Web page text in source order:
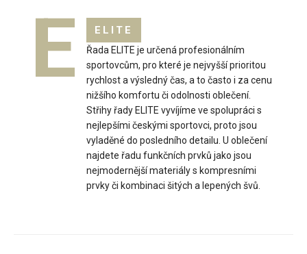
Dámská sportovní bunda s kapucí VIJA
2 999 Kč
Dámská sportovní bunda s kapucí VIJADámská sportovní
bunda s kapucí VIJA poskytuje všestranné využit..
E ELITE
Řada ELITE je určená profesionálním
sportovcům, pro které je nejvyšší prioritou
rychlost a výsledný čas, a to často i za cenu
nižšího komfortu či odolnosti oblečení.
Střihy řady ELITE vyvíjíme ve spolupráci s
nejlepšími českými sportovci, proto jsou
vyladěné do posledního detailu. U oblečení
najdete řadu funkčních prvků jako jsou
nejmodernější materiály s kompresními
prvky či kombinaci šitých a lepených švů.